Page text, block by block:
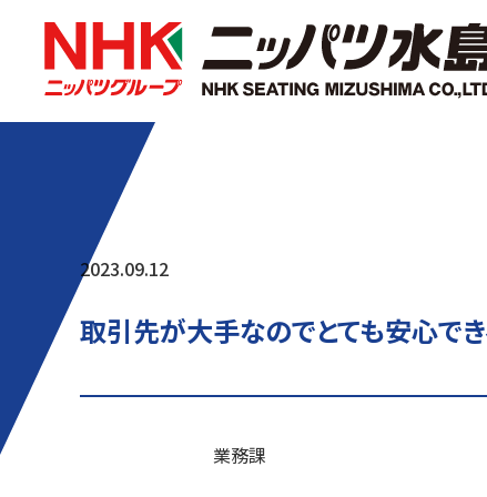
2023.09.12
取引先が大手なのでとても安心でき
業務課